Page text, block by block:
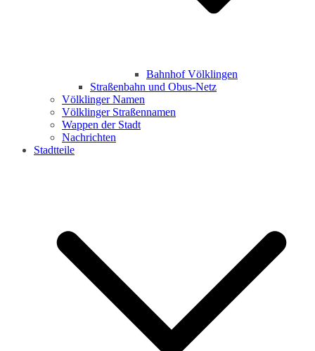
Bahnhof Völklingen
Straßenbahn und Obus-Netz
Völklinger Namen
Völklinger Straßennamen
Wappen der Stadt
Nachrichten
Stadtteile